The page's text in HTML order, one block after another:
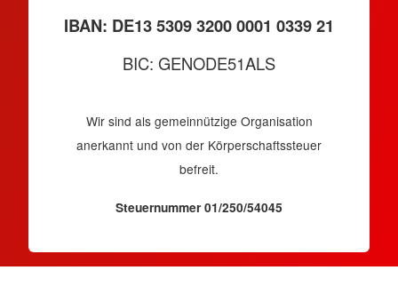
IBAN: DE13 5309 3200 0001 0339 21
BIC: GENODE51ALS
Wir sind als gemeinnützige Organisation
anerkannt und von der Körperschaftssteuer
befreit.
Steuernummer 01/250/54045